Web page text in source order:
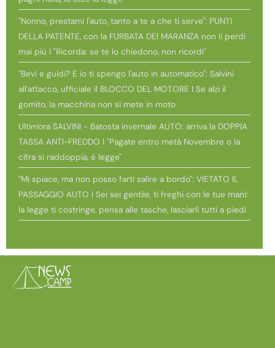
"Nonno, prestami l'auto, tanto a te a che ti serve": PUNTI
DELLA PATENTE, con la FURBATA DEI MARANZA non li perdi
mai più I "Ricorda: se te lo chiedono, non ricordi"
"Bevi e guidi? E io ti spengo l'auto in automatico": Salvini
all'attacco, ufficiale il BLOCCO DEL MOTORE I Se alzi il
gomito, la macchina non si mete in moto
Ultim'ora SALVINI - Batosta invernale AUTO: arriva la DOPPIA
TASSA ANTI-FREDDO I "Pagate entro metà Novembre o la
cifra si raddoppia, è legge"
"Mi spiace, ma non posso farti salire a bordo": VIETATO IL
PASSAGGIO AUTO I Sei sei gentile, ti freghi con le tue mani:
la legge ti costringe, pensa alle tasche, lasciarli tutti a piedi